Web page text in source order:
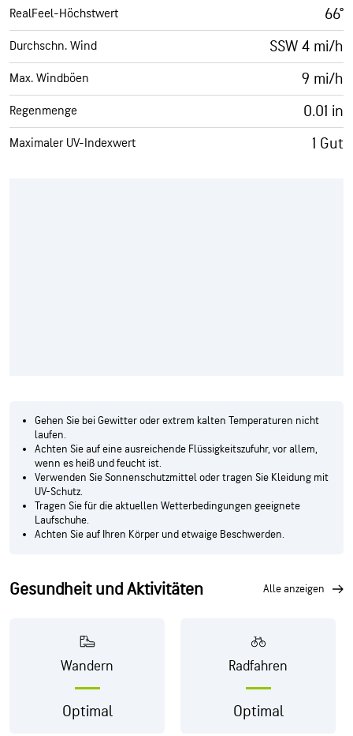
RealFeel-Höchstwert 66°
Durchschn. Wind SSW 4 mi/h
Max. Windböen 9 mi/h
Regenmenge 0.01 in
Maximaler UV-Indexwert 1 Gut
Gehen Sie bei Gewitter oder extrem kalten Temperaturen nicht
laufen.
Achten Sie auf eine ausreichende Flüssigkeitszufuhr, vor allem,
wenn es heiß und feucht ist.
Verwenden Sie Sonnenschutzmittel oder tragen Sie Kleidung mit
UV-Schutz.
Tragen Sie für die aktuellen Wetterbedingungen geeignete
Laufschuhe.
Achten Sie auf Ihren Körper und etwaige Beschwerden.
Gesundheit und Aktivitäten alle anzeigen
Wandern
Optimal
Radfahren
Optimal